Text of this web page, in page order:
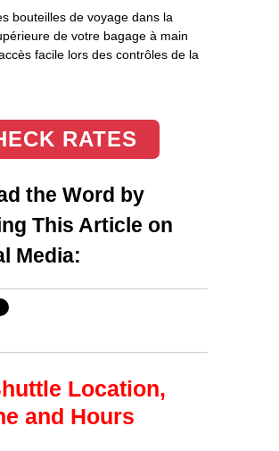
bouteilles de voyage dans la
de votre bagage à main
facile lors des contrôles de la
RATES
the Word by
This Article on
Media:
Location,
and Hours